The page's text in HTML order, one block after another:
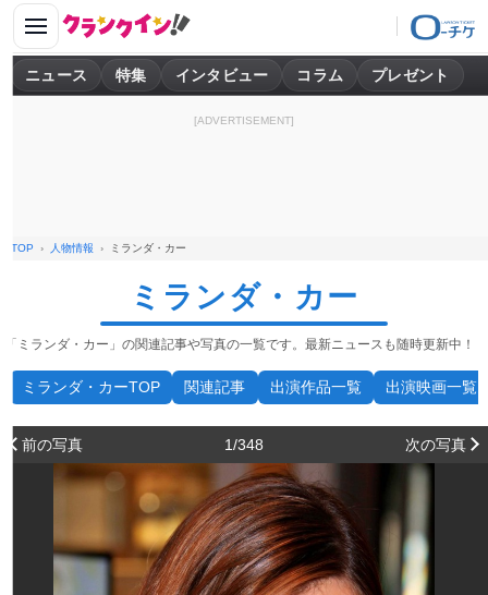
ニュース 特集 インタビュー コラム プレゼント
[ADVERTISEMENT]
TOP 人物情報 ミランダ・カー
ミランダ・カー
「ミランダ・カー」の関連記事や写真の一覧です。最新ニュースも随時更新中！
ミランダ・カーTOP 関連記事 出演作品一覧 出演映画一覧
前の写真 1/348 次の写真